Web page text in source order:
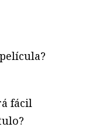
fácil